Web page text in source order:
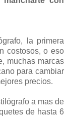
la primera
costosos, o eso
muchas marcas
para cambiar
precios.
a mas de
de hasta 6